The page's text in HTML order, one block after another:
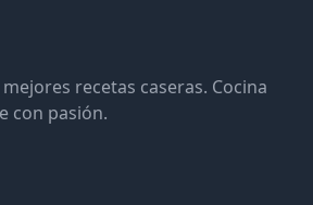
recetas caseras. Cocina
con pasión.